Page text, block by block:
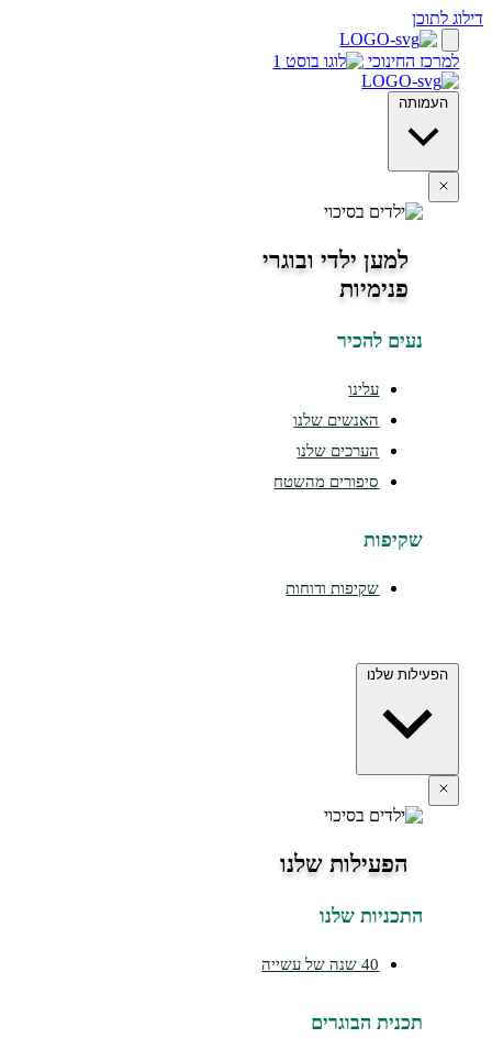
לתוכן
החינוכי
העמותה
למען ילדי ובוגרי
פנימיות
נעים להכיר
עלינו
האנשים שלנו
הערכים שלנו
סיפורים מהשטח
שקיפות
שקיפות ודוחות
הפעילות שלנו
הפעילות שלנו
התכניות שלנו
תכנית הבוגרים